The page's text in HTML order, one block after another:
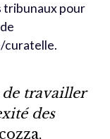
tribunaux pour
curatelle.
de travailler
des